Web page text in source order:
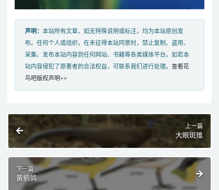
声明： 本站所有文章，如无特殊说明或标注，均为本站原创发
布。任何个人或组织，在未征得本站同意时，禁止复制、盗用、
采集、发布本站内容到任何网站、书籍等各类媒体平台。如若本
站内容侵犯了原著者的合法权益，可联系我们进行处理。 查看花
鸟吧版权声明>>
上一篇
大眼斑雉
下一篇
黄鹡鸰